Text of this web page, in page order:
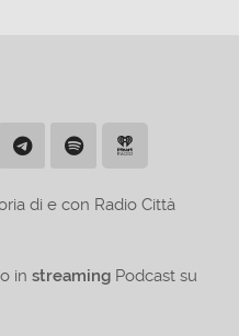
di e con Radio Città
o instreaming Podcast su